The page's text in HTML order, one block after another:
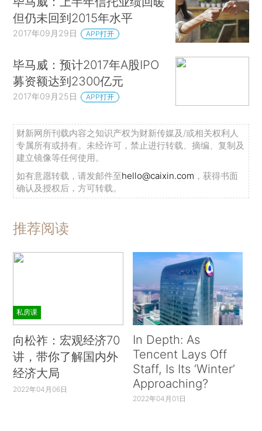
但仍未回到2015年水平
2017年09月29日 APP打开
毕马威：预计2017年A股IPO
募资额达到2300亿元
2017年09月25日 APP打开
财新网所刊载内容之知识产权为财新传媒及/或相关权利人
专属所有或持有。未经许可，禁止进行转载、摘编、复制及
建立镜像等任何使用。
如有意愿转载，请发邮件至hello@caixin.com ，获得书面
确认及授权后，方可转载。
推荐阅读
私房课
向松祚：宏观经济70
讲，带你了解国内外
经济大局
2022年04月06日
In Depth: As
Tencent Lays Off
Staff, Is Its ‘Winter’
Approaching?
2022年04月01日